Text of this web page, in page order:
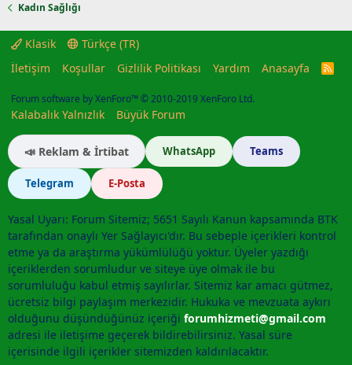
Kadın Sağlığı
Klasik
Türkçe (TR)
İletişim
Koşullar Gizlilik Politikası Yardım Anasayfa
R
Forum software by XenForo™© 2010-2019 XenForo Ltd.
Kalabalık Yalnızlık Büyük Forum
📣 Reklam & İrtibat WhatsApp Teams
Telegram E-Posta
Yasal Uyarı: Forum Sitemiz; 5651 Sayılı Kanun kapsamında BTK
tarafından onaylı Yer Sağlayıcı'dır. Bu sebeple içerikleri kontrol
etme ya da araştırma yükümlülüğü yoktur. Üyeler yazdığı
içeriklerden sorumludur ve siteye üye olmak ile bu
sorumluluğu kabul etmiş sayılırlar. Sitemiz kar amacı gütmez,
ücretsiz bilgi paylaşım merkezidir. Hukuka ve mevzuata aykırı
olduğunu düşündüğünüz içeriği forumhizmeti@gmail.com
adresi ile iletişime geçerek bildirebilirsiniz. Yasal süre
içerisinde ilgili içerikler sitemizden kaldırılacaktır.